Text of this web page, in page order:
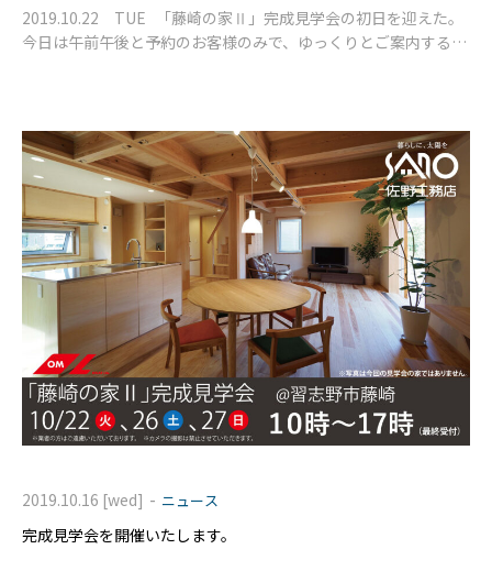
2019.10.22 TUE 「藤崎の家Ⅱ」完成見学会の初日を迎えた。
今日は午前午後と予約のお客様のみで、ゆっくりとご案内するこ
完成見学会を開催いたします。
2019.10.16 [wed] - ニュース